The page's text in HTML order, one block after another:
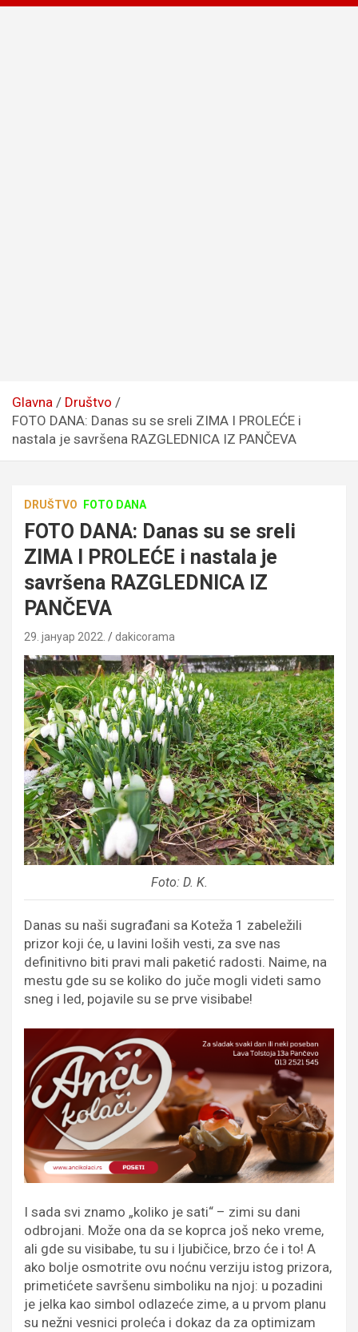
Glavna
Društvo
FOTO DANA: Danas su se sreli ZIMA I PROLEĆE i
nastala je savršena RAZGLEDNICA IZ PANČEVA
DRUŠTVO FOTO DANA
FOTO DANA: Danas su se sreli
ZIMA I PROLEĆE i nastala je
savršena RAZGLEDNICA IZ
PANČEVA
29. јануар 2022. dakicorama
Foto: D. K.
Danas su naši sugrađani sa Koteža 1 zabeležili
prizor koji će, u lavini loših vesti, za sve nas
definitivno biti pravi mali paketić radosti. Naime, na
mestu gde su se koliko do juče mogli videti samo
sneg i led, pojavile su se prve visibabe!
I sada svi znamo „koliko je sati“ – zimi su dani
odbrojani. Može ona da se koprca još neko vreme,
ali gde su visibabe, tu su i ljubičice, brzo će i to! A
ako bolje osmotrite ovu noćnu verziju istog prizora,
primetićete savršenu simboliku na njoj: u pozadini
je jelka kao simbol odlazeće zime, a u prvom planu
su nežni vesnici proleća i dokaz da za optimizam